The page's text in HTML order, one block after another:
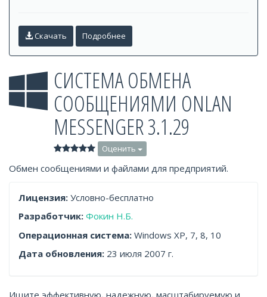
Скачать Подробнее
СИСТЕМА ОБМЕНА
СООБЩЕНИЯМИ ONLAN
MESSENGER 3.1.29
Оценить
Обмен сообщениями и файлами для предприятий.
Лицензия: Условно-бесплатно
Разработчик: Фокин Н.Б.
Операционная система: Windows XP, 7, 8, 10
Дата обновления: 23 июля 2007 г.
Ищите эффективную, надежную, масштабируемую и